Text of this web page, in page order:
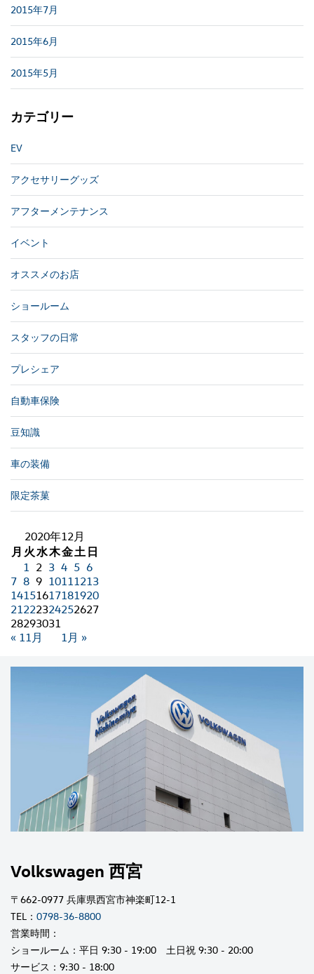
2015年7月
2015年6月
2015年5月
カテゴリー
EV
アクセサリーグッズ
アフターメンテナンス
イベント
オススメのお店
ショールーム
スタッフの日常
プレシェア
自動車保険
豆知識
車の装備
限定茶菓
2020年12月
月 火水木金土 日
« 11月 1月 »
1 2 3 4 5 6
7 8 9 10111213
14151617181920
21222324252627
28293031
Volkswagen 西宮
〒662-0977 兵庫県西宮市神楽町12-1
TEL： 0798-36-8800
営業時間：
ショールーム：平日 9:30 - 19:00 土日祝 9:30 - 20:00
サービス：9:30 - 18:00